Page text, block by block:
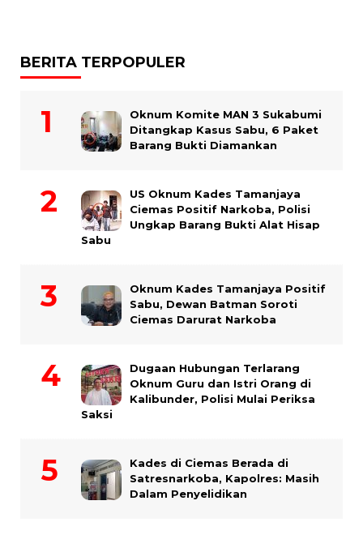
BERITA TERPOPULER
Oknum Komite MAN 3 Sukabumi
Ditangkap Kasus Sabu, 6 Paket
Barang Bukti Diamankan
US Oknum Kades Tamanjaya
Ciemas Positif Narkoba, Polisi
Ungkap Barang Bukti Alat Hisap
Sabu
Oknum Kades Tamanjaya Positif
Sabu, Dewan Batman Soroti
Ciemas Darurat Narkoba
Dugaan Hubungan Terlarang
Oknum Guru dan Istri Orang di
Kalibunder, Polisi Mulai Periksa
Saksi
Kades di Ciemas Berada di
Satresnarkoba, Kapolres: Masih
Dalam Penyelidikan